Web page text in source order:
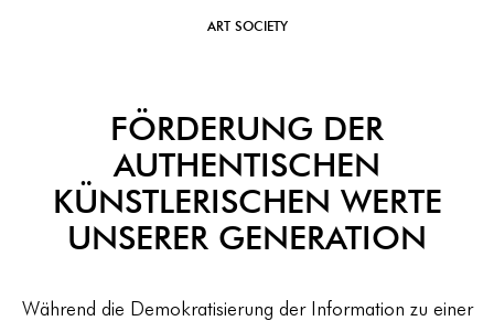
ART SOCIETY
FÖRDERUNG DER
AUTHENTISCHEN
KÜNSTLERISCHEN WERTE
UNSERER GENERATION
Während die Demokratisierung der Information zu einer